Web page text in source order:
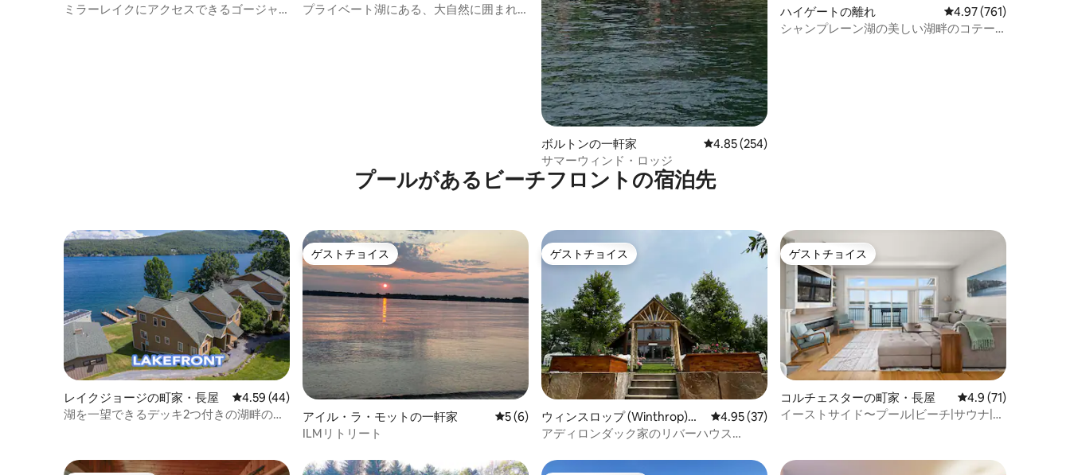
ミラーレイクにアクセスできるゴージャ
プライベート湖にある、大自然に囲まれ
ボルトンの一軒家 レビュー254件、5つ星中4.85つ星の平均評価
4.85 (254)
サマーウィンド・ロッジ
ハイゲートの離れ レビュー761件、5つ
4.97 (761)
シャンプレーン湖の美しい湖畔のコテー
プールがあるビーチフロントの宿泊先
レイクジョージの町家・長屋 レビュー44件、5つ星中4.59つ星の平均評価
4.59 (44)
湖を一望できるデッキ2つ付きの湖畔のタ
ゲストチョイス
ゲストチョイス
アイル・ラ・モットの一軒家 レビュー6件、5つ星中5つ星の平均評価
5 (6)
ILMリトリート
ゲストチョイス
ゲストチョイス
ウィンスロップ (Winthrop)の
ログハウス
レビュー37件、5つ星中4.95つ星の平均評価
4.95 (37)
アディロンダック家のリバーハウス
ゲストチョイス
ゲストチョイス
コルチェスターの町家・長屋 レビュー71件、5つ
4.9 (71)
イーストサイド〜プール|ビーチ|サウナ|ド